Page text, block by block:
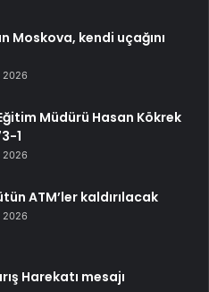
Moskova, kendi uçağını
2026
Müdürü Hasan Kökrek
1
2026
ATM’ler kaldırılacak
2026
Harekatı mesajı